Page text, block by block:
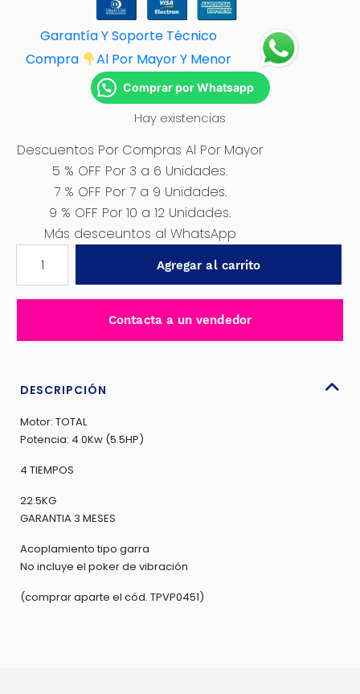
Garantía Y Soporte Técnico
Compra
Al Por Mayor Y Menor
Comprar por Whatsapp
Hay existencias
Descuentos Por Compras Al Por Mayor
5 % OFF Por 3 a 6 Unidades.
7 % OFF Por 7 a 9 Unidades.
9 % OFF Por 10 a 12 Unidades.
Más desceuntos al WhatsApp
PARA
CONCRETO
-
2
cantidad
Agregar al carrito
Contacta a un vendedor
DESCRIPCIÓN
Motor: TOTAL
Potencia: 4.0Kw (5.5HP)
4 TIEMPOS
22.5KG
GARANTIA 3 MESES
Acoplamiento tipo garra
No incluye el poker de vibración
(comprar aparte el cód. TPVP0451)